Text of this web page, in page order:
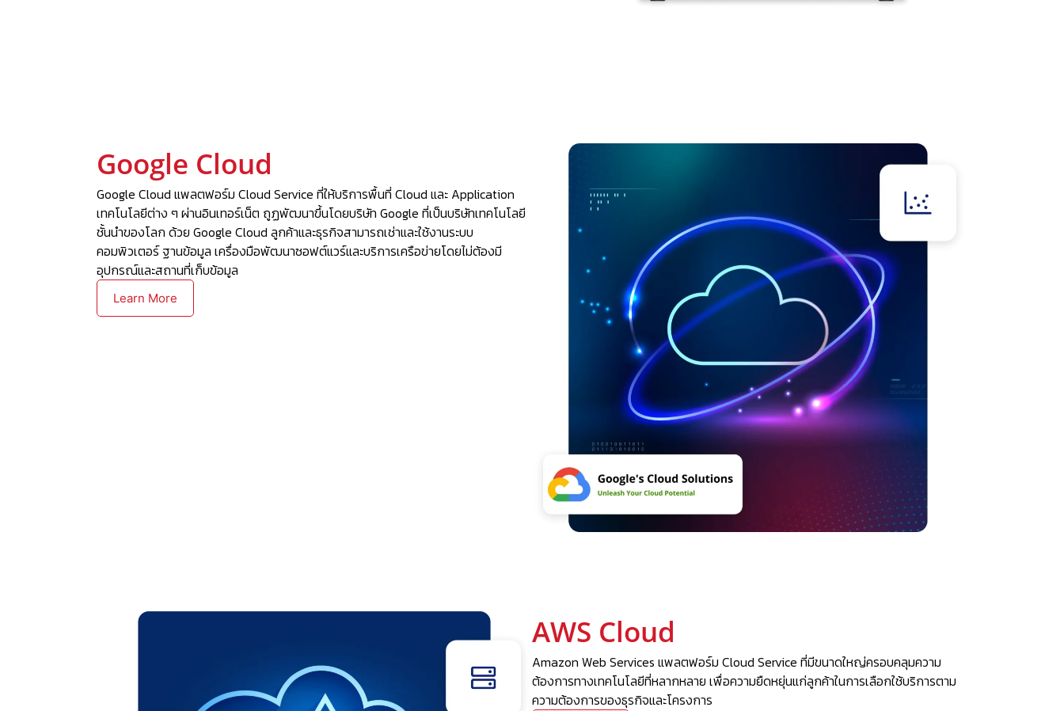
Google Cloud
Google Cloud แพลตฟอร์ม Cloud Service ที่ให้บริการพื้นที่ Cloud และ Application
เทคโนโลยีต่าง ๆ ผ่านอินเทอร์เน็ต ถูฏพัฒนาขึ้นโดยบริษัท Google ที่เป็นบริษัทเทคโนโลยี
ชั้นนำของโลก ด้วย Google Cloud ลูกค้าและธุรกิจสามารถเช่าและใช้งานระบบ
คอมพิวเตอร์ ฐานข้อมูล เครื่องมือพัฒนาซอฟต์แวร์และบริการเครือข่ายโดยไม่ต้องมี
อุปกรณ์และสถานที่เก็บข้อมูล
Learn More
AWS Cloud
Amazon Web Services แพลตฟอร์ม Cloud Service ที่มีขนาดใหญ่ครอบคลุมความ
ต้องการทางเทคโนโลยีที่หลากหลาย เพื่อความยืดหยุ่นแก่ลูกค้าในการเลือกใช้บริการตาม
ความต้องการของธุรกิจและโครงการ